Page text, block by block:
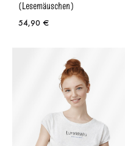
(Lesemäuschen)
54,90 €